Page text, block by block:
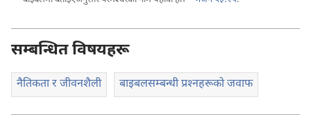
सम्बन्धित विषयहरू
नैतिकता र जीवनशैली बाइबलसम्बन्धी प्रश्‍नहरूको जवाफ